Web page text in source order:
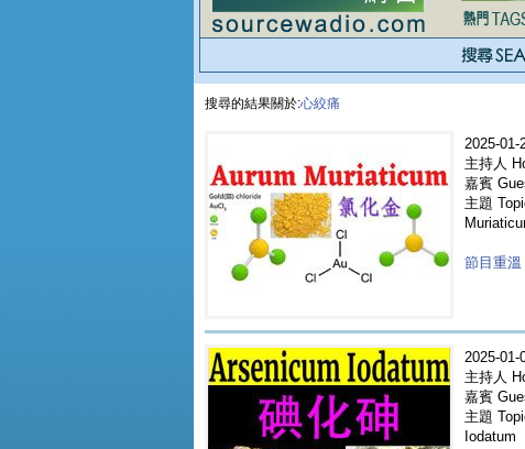
搜尋的結果關於:心絞痛
2025-01-
主持人
嘉賓
主題
節目重
2025-01-
主持人
嘉賓
主題
Iodatum